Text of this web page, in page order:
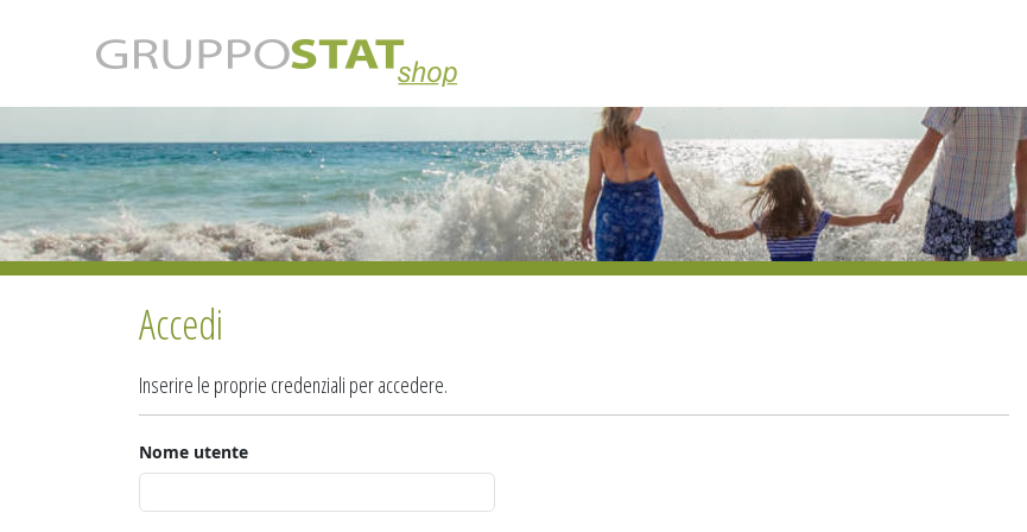
Accedi
Inserire le proprie credenziali per accedere.
Nome utente